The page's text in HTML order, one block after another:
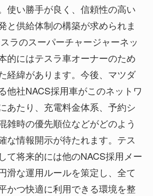
使い勝手が良く、信頼性の高い
と供給体制の構築が求められま
ラのスーパーチャージャーネッ
的にはテスラ車オーナーのため
経緯があります。今後、マツダ
他社NACS採用車がこのネットワ
あたり、充電料金体系、予約シ
雑時の優先順位などがどのよう
な情報開示が待たれます。テス
て将来的には他のNACS採用メー
滑な運用ルールを策定し、全て
かつ快適に利用できる環境を整